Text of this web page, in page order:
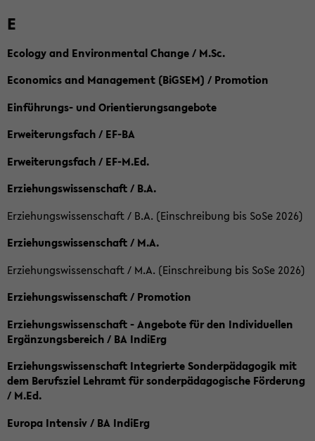
E
Ecology and Environmental Change / M.Sc.
Economics and Management (BiGSEM) / Promotion
Einführungs- und Orientierungsangebote
Erweiterungsfach / EF-BA
Erweiterungsfach / EF-M.Ed.
Erziehungswissenschaft / B.A.
Erziehungswissenschaft / B.A. (Einschreibung bis SoSe 2026)
Erziehungswissenschaft / M.A.
Erziehungswissenschaft / M.A. (Einschreibung bis SoSe 2026)
Erziehungswissenschaft / Promotion
Erziehungswissenschaft - Angebote für den Individuellen
Ergänzungsbereich / BA IndiErg
Erziehungswissenschaft Integrierte Sonderpädagogik mit
dem Berufsziel Lehramt für sonderpädagogische Förderung
/ M.Ed.
Europa Intensiv / BA IndiErg